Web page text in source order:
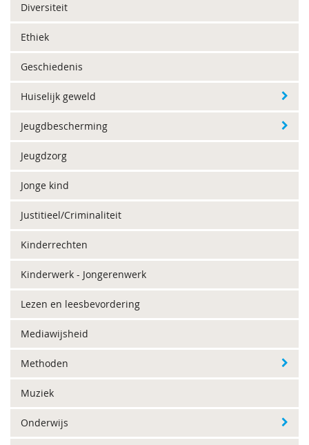
Diversiteit
Ethiek
Geschiedenis
Huiselijk geweld
Jeugdbescherming
Jeugdzorg
Jonge kind
Justitieel/Criminaliteit
Kinderrechten
Kinderwerk - Jongerenwerk
Lezen en leesbevordering
Mediawijsheid
Methoden
Muziek
Onderwijs